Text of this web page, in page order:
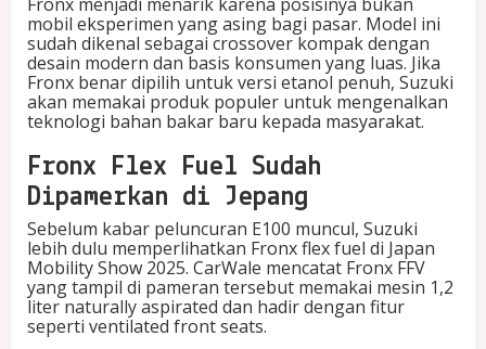
mobil eksperimen yang asing bagi pasar. Model ini
sudah dikenal sebagai crossover kompak dengan
desain modern dan basis konsumen yang luas. Jika
Fronx benar dipilih untuk versi etanol penuh, Suzuki
akan memakai produk populer untuk mengenalkan
teknologi bahan bakar baru kepada masyarakat.
Fronx Flex Fuel Sudah
Dipamerkan di Jepang
Sebelum kabar peluncuran E100 muncul, Suzuki
lebih dulu memperlihatkan Fronx flex fuel di Japan
Mobility Show 2025. CarWale mencatat Fronx FFV
yang tampil di pameran tersebut memakai mesin 1,2
liter naturally aspirated dan hadir dengan fitur
seperti ventilated front seats.